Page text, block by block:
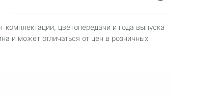
комплектации, цветопередачи и года выпуска
и может отличаться от цен в розничных